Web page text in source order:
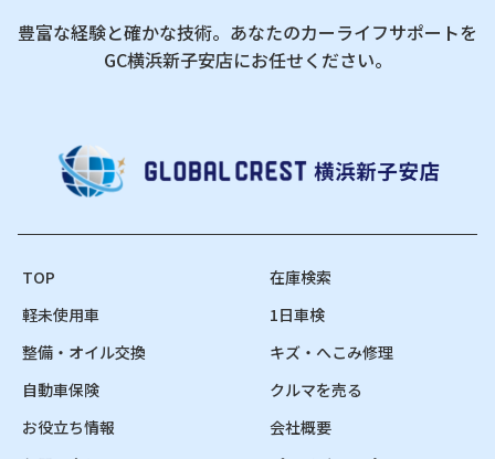
豊富な経験と確かな技術。あなたのカーライフサポートを
GC横浜新子安店にお任せください。
TOP
在庫検索
軽未使用車
1日車検
整備・オイル交換
キズ・へこみ修理
自動車保険
クルマを売る
お役立ち情報
会社概要